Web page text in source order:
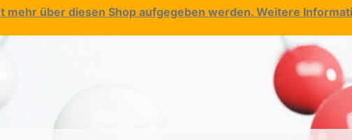
mehr über diesen Shop aufgegeben werden. Weitere